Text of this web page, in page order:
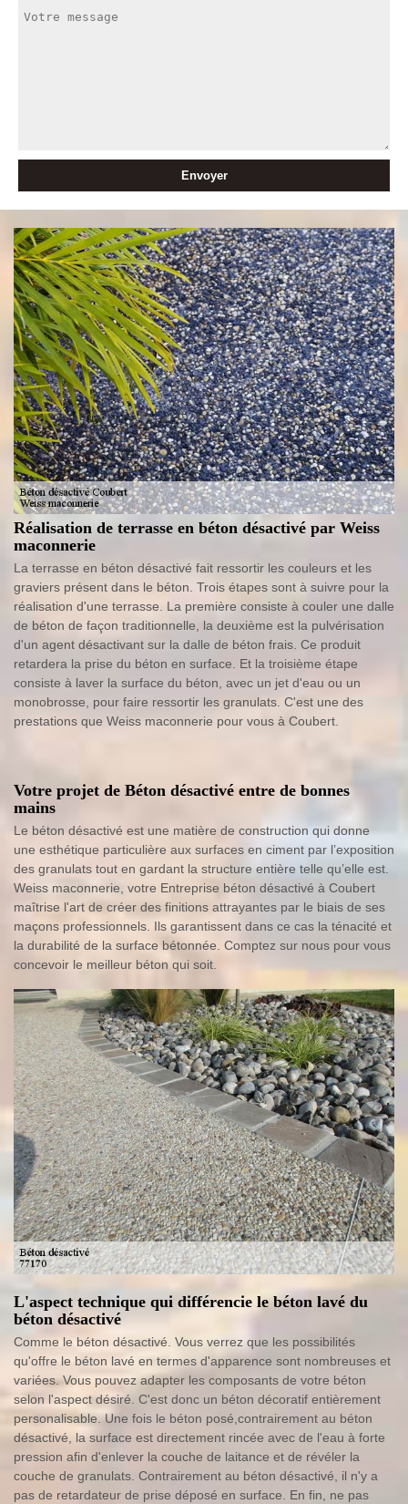
Réalisation de terrasse en béton désactivé par Weiss
maconnerie
La terrasse en béton désactivé fait ressortir les couleurs et les
graviers présent dans le béton. Trois étapes sont à suivre pour la
réalisation d'une terrasse. La première consiste à couler une dalle
de béton de façon traditionnelle, la deuxième est la pulvérisation
d'un agent désactivant sur la dalle de béton frais. Ce produit
retardera la prise du béton en surface. Et la troisième étape
consiste à laver la surface du béton, avec un jet d'eau ou un
monobrosse, pour faire ressortir les granulats. C'est une des
prestations que Weiss maconnerie pour vous à Coubert.
Votre projet de Béton désactivé entre de bonnes
mains
Le béton désactivé est une matière de construction qui donne
une esthétique particulière aux surfaces en ciment par l’exposition
des granulats tout en gardant la structure entière telle qu’elle est.
Weiss maconnerie, votre Entreprise béton désactivé à Coubert
maîtrise l'art de créer des finitions attrayantes par le biais de ses
maçons professionnels. Ils garantissent dans ce cas la ténacité et
la durabilité de la surface bétonnée. Comptez sur nous pour vous
concevoir le meilleur béton qui soit.
L'aspect technique qui différencie le béton lavé du
béton désactivé
Comme le béton désactivé. Vous verrez que les possibilités
qu'offre le béton lavé en termes d'apparence sont nombreuses et
variées. Vous pouvez adapter les composants de votre béton
selon l'aspect désiré. C'est donc un béton décoratif entièrement
personalisable. Une fois le béton posé,contrairement au béton
désactivé, la surface est directement rincée avec de l'eau à forte
pression afin d'enlever la couche de laitance et de révéler la
couche de granulats. Contrairement au béton désactivé, il n'y a
pas de retardateur de prise déposé en surface. En fin, ne pas